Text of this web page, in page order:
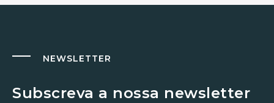
NEWSLETTER
Subscreva a nossa newsletter